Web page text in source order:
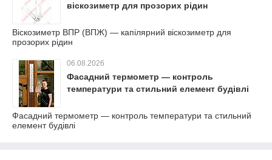
віскозиметр для прозорих рідин
Віскозиметр ВПР (ВПЖ) — капілярний віскозиметр для
прозорих рідин
06.08.2026
Фасадний термометр — контроль
температури та стильний елемент будівлі
Фасадний термометр — контроль температури та стильний
елемент будівлі